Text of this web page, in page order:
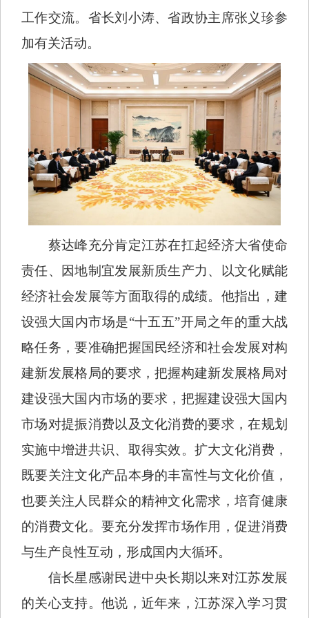
工作交流。省长刘小涛、省政协主席张义珍参
加有关活动。
蔡达峰充分肯定江苏在扛起经济大省使命
责任、因地制宜发展新质生产力、以文化赋能
经济社会发展等方面取得的成绩。他指出，建
设强大国内市场是“十五五”开局之年的重大战
略任务，要准确把握国民经济和社会发展对构
建新发展格局的要求，把握构建新发展格局对
建设强大国内市场的要求，把握建设强大国内
市场对提振消费以及文化消费的要求，在规划
实施中增进共识、取得实效。扩大文化消费，
既要关注文化产品本身的丰富性与文化价值，
也要关注人民群众的精神文化需求，培育健康
的消费文化。要充分发挥市场作用，促进消费
与生产良性互动，形成国内大循环。
信长星感谢民进中央长期以来对江苏发展
的关心支持。他说，近年来，江苏深入学习贯